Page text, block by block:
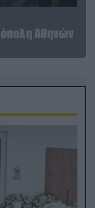
Αθηνών